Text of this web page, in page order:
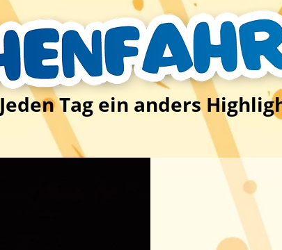
Jeden Tag ein anders